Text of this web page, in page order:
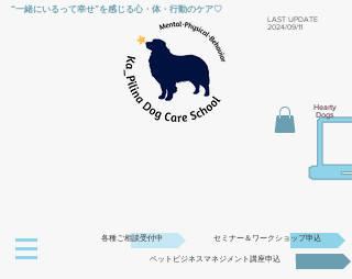
“一緒にいるって幸せ”を感じる心・体・行動のケア♡
​LAST UPDATE
2024/09/11
Hearty
Dogs
各種ご相談受付中 セミナー＆ワークショップ申込
ペットビジネスマネジメント講座申込